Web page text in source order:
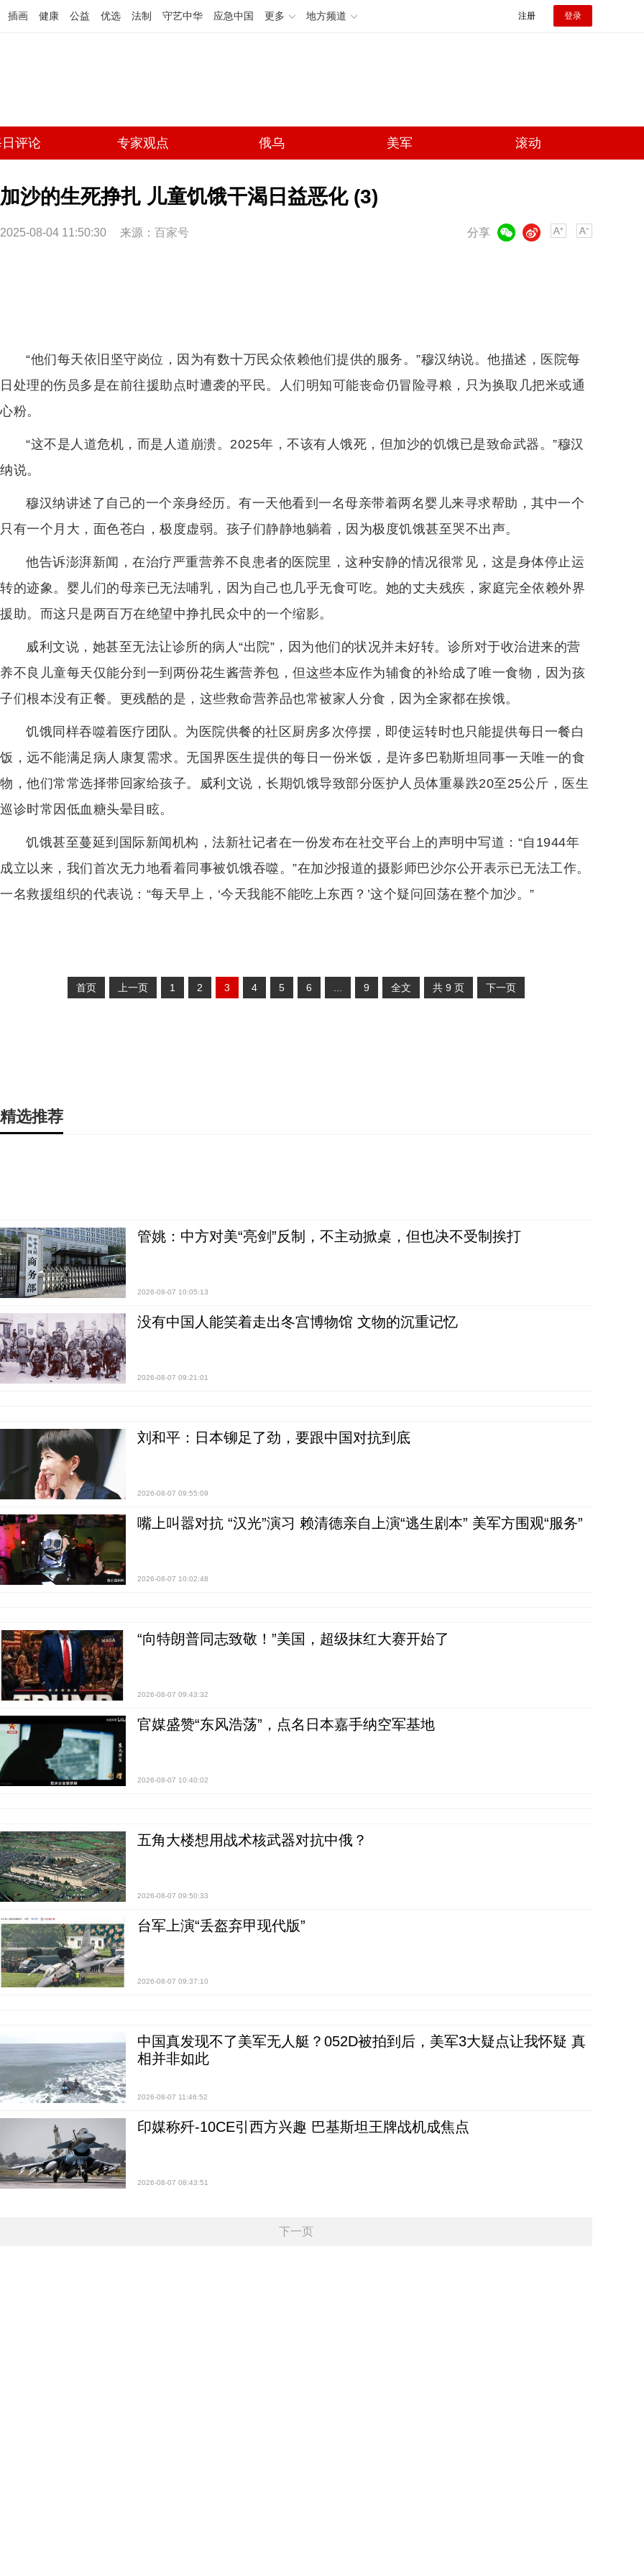
插画 健康 公益 优选 法制 守艺中华 应急中国 更多 地方频道 注册 登录
评论 专家观点 俄乌 美军 滚动
加沙的生死挣扎 儿童饥饿干渴日益恶化 (3)
2025-08-04 11:50:30 来源： 百家号 分享
微博
“他们每天依旧坚守岗位，因为有数十万民众依赖他们提供的服务。”穆汉纳说。他描述，医院每
日处理的伤员多是在前往援助点时遭袭的平民。人们明知可能丧命仍冒险寻粮，只为换取几把米或通
心粉。
“这不是人道危机，而是人道崩溃。2025年，不该有人饿死，但加沙的饥饿已是致命武器。”穆汉
纳说。
穆汉纳讲述了自己的一个亲身经历。有一天他看到一名母亲带着两名婴儿来寻求帮助，其中一个
只有一个月大，面色苍白，极度虚弱。孩子们静静地躺着，因为极度饥饿甚至哭不出声。
他告诉澎湃新闻，在治疗严重营养不良患者的医院里，这种安静的情况很常见，这是身体停止运
转的迹象。婴儿们的母亲已无法哺乳，因为自己也几乎无食可吃。她的丈夫残疾，家庭完全依赖外界
援助。而这只是两百万在绝望中挣扎民众中的一个缩影。
威利文说，她甚至无法让诊所的病人“出院”，因为他们的状况并未好转。诊所对于收治进来的营
养不良儿童每天仅能分到一到两份花生酱营养包，但这些本应作为辅食的补给成了唯一食物，因为孩
子们根本没有正餐。更残酷的是，这些救命营养品也常被家人分食，因为全家都在挨饿。
饥饿同样吞噬着医疗团队。为医院供餐的社区厨房多次停摆，即使运转时也只能提供每日一餐白
饭，远不能满足病人康复需求。无国界医生提供的每日一份米饭，是许多巴勒斯坦同事一天唯一的食
物，他们常常选择带回家给孩子。威利文说，长期饥饿导致部分医护人员体重暴跌20至25公斤，医生
巡诊时常因低血糖头晕目眩。
饥饿甚至蔓延到国际新闻机构，法新社记者在一份发布在社交平台上的声明中写道：“自1944年
成立以来，我们首次无力地看着同事被饥饿吞噬。”在加沙报道的摄影师巴沙尔公开表示已无法工作。
一名救援组织的代表说：“每天早上，‘今天我能不能吃上东西？’这个疑问回荡在整个加沙。”
首页 上一页 1 2 3 4 5 6 9 全文 共 9 页 下一页
精选推荐
管姚：中方对美“亮剑”反制，不主动掀桌，但也决不受制挨打
2026-08-07 10:05:13
没有中国人能笑着走出冬宫博物馆 文物的沉重记忆
2026-08-07 09:21:01
刘和平：日本铆足了劲，要跟中国对抗到底
2026-08-07 09:55:09
嘴上叫嚣对抗 “汉光”演习 赖清德亲自上演“逃生剧本” 美军方围观“服务”
2026-08-07 10:02:48
“向特朗普同志致敬！”美国，超级抹红大赛开始了
2026-08-07 09:43:32
官媒盛赞“东风浩荡”，点名日本嘉手纳空军基地
2026-08-07 10:40:02
五角大楼想用战术核武器对抗中俄？
2026-08-07 09:50:33
台军上演“丢盔弃甲现代版”
2026-08-07 09:37:10
中国真发现不了美军无人艇？052D被拍到后，美军3大疑点让我怀疑 真
相并非如此
2026-08-07 11:46:52
印媒称歼-10CE引西方兴趣 巴基斯坦王牌战机成焦点
2026-08-07 08:43:51
下一页